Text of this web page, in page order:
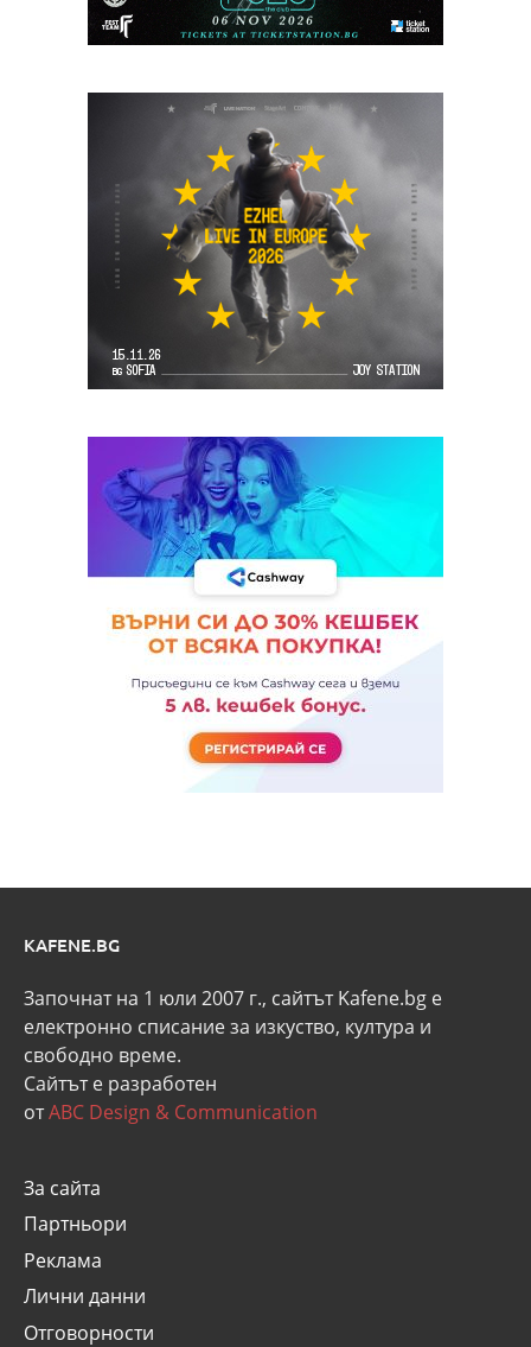
KAFENE.BG
Започнат на 1 юли 2007 г., сайтът Kafene.bg e
eлектронно списание за изкуство, култура и
свободно време.
Сайтът е разработен
отABC Design & Communication
За сайта
Партньори
Реклама
Лични данни
Отговорности